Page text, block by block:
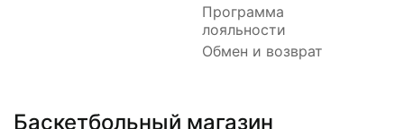
Программа
лояльности
Обмен и возврат
Баскетбольный магазин